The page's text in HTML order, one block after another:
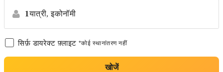
1यात्री, इकोनॉमी
सिर्फ़ डायरेक्ट फ़्लाइट *कोई स्थानांतरण नहीं
खोजें